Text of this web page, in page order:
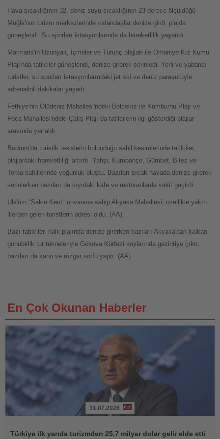
Hava sıcaklığının 32, deniz suyu sıcaklığının 23 derece ölçüldüğü
Muğla'nın turizm merkezlerinde vatandaşlar denize girdi, plajda
güneşlendi. Su sporları istasyonlarında da hareketlilik yaşandı.
Marmaris'in Uzunyalı, İçmeler ve Turunç plajları ile Orhaniye Kız Kumu
Plajı'nda tatilciler güneşlendi, denize girerek serinledi. Yerli ve yabancı
turistler, su sporları istasyonlarındaki jet ski ve deniz paraşütüyle
adrenalinli dakikalar yaşadı.
Fethiye'nin Ölüdeniz Mahallesi'ndeki Belcekız ile Kumburnu Plajı ve
Foça Mahallesi'ndeki Çalış Plajı da tatilcilerin ilgi gösterdiği plajlar
arasında yer aldı.
Bodrum'da turistik tesislerin bulunduğu sahil kesimlerinde tatilciler,
plajlardaki hareketliliği artırdı. Yahşi, Kumbahçe, Gümbet, Bitez ve
Torba sahillerinde yoğunluk oluştu. Bazıları sıcak havada denize girerek
serinlerken bazıları da kıyıdaki kafe ve restoranlarda vakit geçirdi.
Ula'nın "Sakin Kent" ünvanına sahip Akyaka Mahallesi, özellikle yakın
illerden gelen turistlerin adresi oldu. (AA)
Bazı tatilciler, halk plajında denize girerken bazıları Akyaka'dan kalkan
günübirlik tur tekneleriyle Gökova Körfezi koylarında gezintiye çıktı,
bazıları da kano ve rüzgar sörfü yaptı. (AA)
En Çok Okunan Haberler
31.07.2026
Türkiye ilk yarıda turizmden 25,7 milyar dolar gelir elde etti